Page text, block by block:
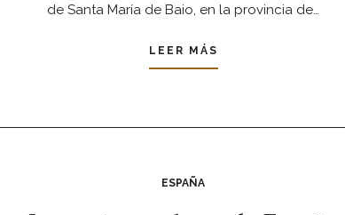
de Santa María de Baio, en la provincia de…
LEER MÁS
ESPAÑA